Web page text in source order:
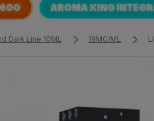
600 AROMA KING
Dark Line 10ML 18MG/ML